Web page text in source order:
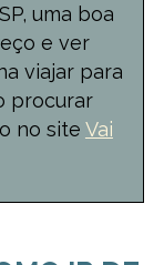
uma boa
e ver
viajar para
procurar
no site Vai